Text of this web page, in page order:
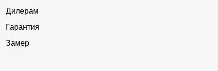
Дилерам
Гарантия
Замер